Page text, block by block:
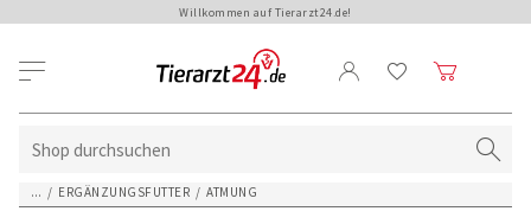
Willkommen auf Tierarzt24.de!
... / ERGÄNZUNGSFUTTER / ATMUNG